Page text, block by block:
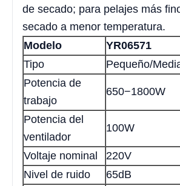
de secado; para pelajes más
secado a menor temperatura.
Modelo
YR06571
Tipo
Pequeño/
Potencia de
trabajo
650−1800W
Potencia del
ventilador
100W
Voltaje nominal
220V
Nivel de ruido
65dB